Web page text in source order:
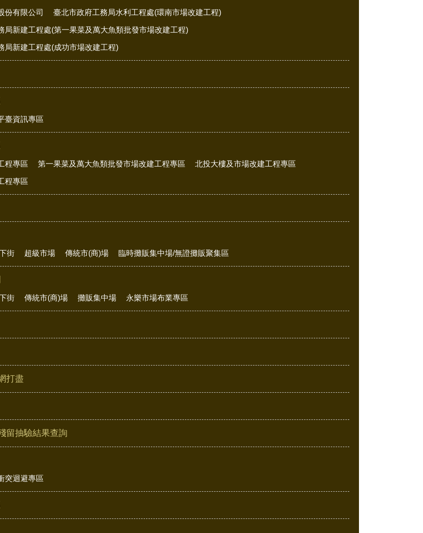
份有限公司 臺北市政府工務局水利工程處(環南市場改建工程)
局新建工程處(第一果菜及萬大魚類批發市場改建工程)
局新建工程處(成功市場改建工程)
臺資訊專區
程專區 第一果菜及萬大魚類批發市場改建工程專區 北投大樓及市場改建工程專區
程專區
街 超級市場 傳統市(商)場 臨時攤販集中場/無證攤販聚集區
街 傳統市(商)場 攤販集中場 永樂市場布業專區
打盡
留抽驗結果查詢
突迴避專區